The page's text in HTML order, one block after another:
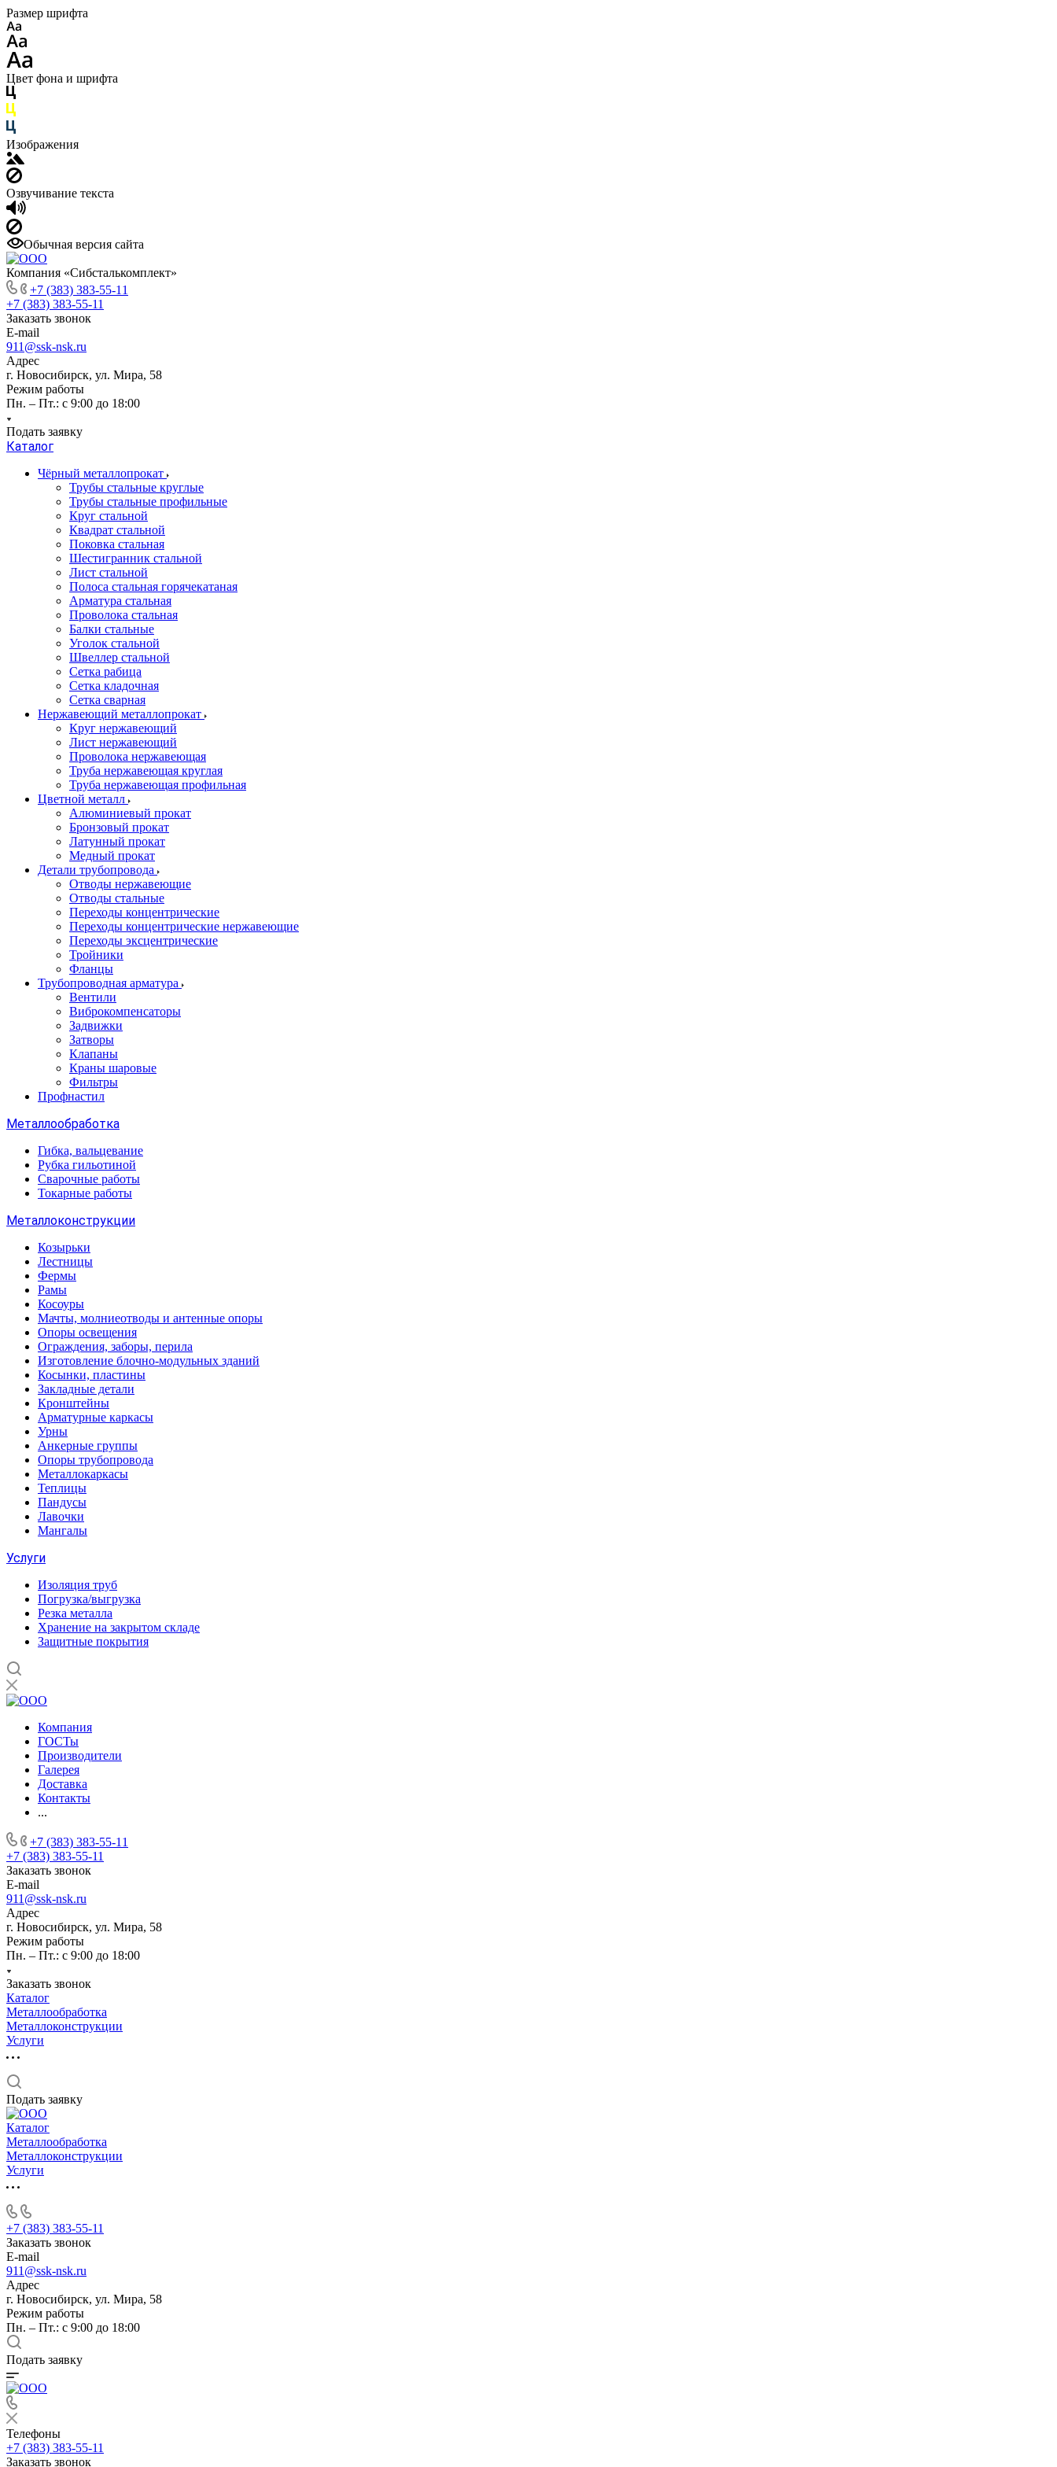
Размер шрифта
Цвет фона и шрифта
Изображения
Озвучивание текста
Обычная версия сайта
Компания «Сибсталькомплект»
+7 (383) 383-55-11
+7 (383) 383-55-11
Заказать звонок
E-mail
911@ssk-nsk.ru
Адрес
г. Новосибирск, ул. Мира, 58
Режим работы
Пн. – Пт.: с 9:00 до 18:00
Подать заявку
Каталог
Чёрный металлопрокат
Трубы стальные круглые
Трубы стальные профильные
Круг стальной
Квадрат стальной
Поковка стальная
Шестигранник стальной
Лист стальной
Полоса стальная горячекатаная
Арматура стальная
Проволока стальная
Балки стальные
Уголок стальной
Швеллер стальной
Сетка рабица
Сетка кладочная
Сетка сварная
Нержавеющий металлопрокат
Круг нержавеющий
Лист нержавеющий
Проволока нержавеющая
Труба нержавеющая круглая
Труба нержавеющая профильная
Цветной металл
Алюминиевый прокат
Бронзовый прокат
Латунный прокат
Медный прокат
Детали трубопровода
Отводы нержавеющие
Отводы стальные
Переходы концентрические
Переходы концентрические нержавеющие
Переходы эксцентрические
Тройники
Фланцы
Трубопроводная арматура
Вентили
Виброкомпенсаторы
Задвижки
Затворы
Клапаны
Краны шаровые
Фильтры
Профнастил
Металлообработка
Гибка, вальцевание
Рубка гильотиной
Сварочные работы
Токарные работы
Металлоконструкции
Козырьки
Лестницы
Фермы
Рамы
Косоуры
Мачты, молниеотводы и антенные опоры
Опоры освещения
Ограждения, заборы, перила
Изготовление блочно-модульных зданий
Косынки, пластины
Закладные детали
Кронштейны
Арматурные каркасы
Урны
Анкерные группы
Опоры трубопровода
Металлокаркасы
Теплицы
Пандусы
Лавочки
Мангалы
Услуги
Изоляция труб
Погрузка/выгрузка
Резка металла
Хранение на закрытом складе
Защитные покрытия
Компания
ГОСТы
Производители
Галерея
Доставка
Контакты
...
+7 (383) 383-55-11
+7 (383) 383-55-11
Заказать звонок
E-mail
911@ssk-nsk.ru
Адрес
г. Новосибирск, ул. Мира, 58
Режим работы
Пн. – Пт.: с 9:00 до 18:00
Заказать звонок
Каталог
Металлообработка
Металлоконструкции
Услуги
Подать заявку
Каталог
Металлообработка
Металлоконструкции
Услуги
+7 (383) 383-55-11
Заказать звонок
E-mail
911@ssk-nsk.ru
Адрес
г. Новосибирск, ул. Мира, 58
Режим работы
Пн. – Пт.: с 9:00 до 18:00
Подать заявку
Телефоны
+7 (383) 383-55-11
Заказать звонок